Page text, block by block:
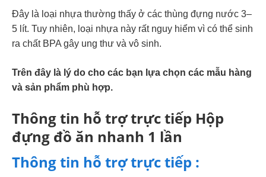
Đây là loại nhựa thường thấy ở các thùng đựng nước 3–
5 lít. Tuy nhiên, loại nhựa này rất nguy hiểm vì có thể sinh
ra chất BPA gây ung thư và vô sinh.
Trên đây là lý do cho các bạn lựa chọn các mẫu hàng
và sản phẩm phù hợp.
Thông tin hỗ trợ trực tiếp Hộp
đựng đồ ăn nhanh 1 lần
Thông tin hỗ trợ trực tiếp :